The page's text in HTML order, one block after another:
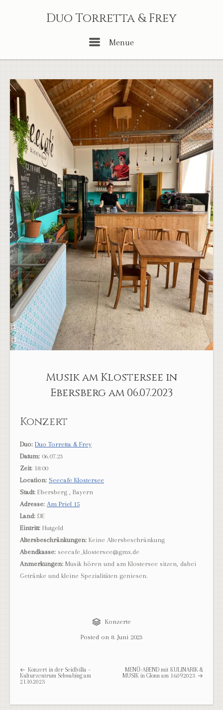
Duo Torretta & Frey
Menue
Musik am Klostersee in
Ebersberg am 06.07.2023
Konzert
Duo: Duo Torretta & Frey
Datum: 06.07.23
Zeit: 18:00
Location: Seecafe Klostersee
Stadt: Ebersberg , Bayern
Adresse: Am Priel 15
Land: DE
Eintritt: Hutgeld
Altersbeschränkungen: Keine Altersbeschränkung
Abendkasse: seecafe_klostersee@gmx.de
Anmerkungen: Musik hören und am Klostersee sitzen, dabei
Getränke und kleine Spezialitäten geniesen.
Konzerte
Posted on 8. Juni 2023
Post navigation
Konzert in der Seidlvilla –
Kulturzentrum Schwabing am
21.10.2023
MENÜ-ABEND mit KULINARIK &
MUSIK in Glonn am 16.09.2023